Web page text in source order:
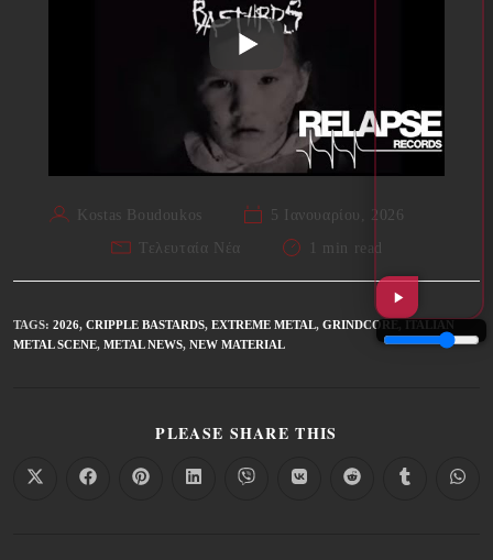
Kostas Boudoukos
5 Ιανουαρίου, 2026
Τελευταία Νέα
1 min read
TAGS: 2026, CRIPPLE BASTARDS, EXTREME METAL, GRINDCORE
ITALIAN
METAL SCENE, METAL NEWS, NEW MATERIAL
PLEASE SHARE THIS